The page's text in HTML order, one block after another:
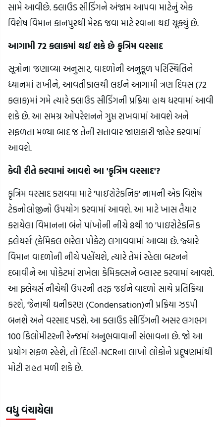
સામે આવીછે. ક્લાઉડ સીડિંગને અંજામ આપવા માટેનું એક
વિશેષ વિમાન કાનપુરથી મેરઠ જવા માટે રવાના થઈ ચૂક્યું છે.
આગામી 72 કલાકમાં થઈ શકે છે કૃત્રિમ વરસાદ
સૂત્રોના જણાવ્યા અનુસાર, વાદળોની અનુકૂળ પરિસ્થિતિને
ધ્યાનમાં રાખીને, આવતીકાલથી લઈને આગામી ત્રણ દિવસ (72
કલાક)માં ગમે ત્યારે ક્લાઉડ સીડિંગની પ્રક્રિયા હાથ ધરવામાં આવી
શકે છે. આ સમગ્ર ઓપરેશનને ગુપ્ત રાખવામાં આવશે અને
સફળતા મળ્યા બાદ જ તેની સત્તાવાર જાણકારી જાહેર કરવામાં
આવશે.
કેવી રીતે કરવામાં આવશે આ 'કૃત્રિમ વરસાદ'?
કૃત્રિમ વરસાદ કરાવવા માટે 'પાઇરોટેકનિક' નામની એક વિશેષ
ટેકનોલોજીનો ઉપયોગ કરવામાં આવશે. આ માટે ખાસ તૈયાર
કરાયેલા વિમાનના બંને પાંખોની નીચે 8થી 10 'પાઇરોટેકનિક
ફ્લેયર્સ' (કેમિકલ ભરેલા પોકેટ) લગાવવામાં આવ્યા છે. જ્યારે
વિમાન વાદળોની નીચે પહોંચશે, ત્યારે તેમાં રહેલા બટનને
દબાવીને આ પોકેટમાં રાખેલા કેમિકલ્સને બ્લાસ્ટ કરવામાં આવશે.
આ ફ્લેયર્સ નીચેથી ઉપરની તરફ જઈને વાદળો સાથે પ્રતિક્રિયા
કરશે, જેનાથી ઘનીકરણ (Condensation)ની પ્રક્રિયા ઝડપી
બનશે અને વરસાદ પડશે. આ ક્લાઉડ સીડિંગની અસર લગભગ
100 કિલોમીટરની રેન્જમાં અનુભવાવાની સંભાવના છે. જો આ
પ્રયોગ સફળ રહેશે, તો દિલ્હી-NCRના લાખો લોકોને પ્રદૂષણમાંથી
મોટી રાહત મળી શકે છે.
વધુ વંચાયેલા